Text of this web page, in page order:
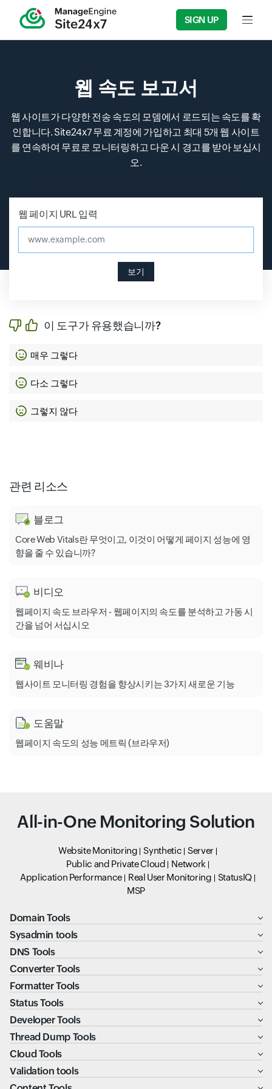
SIGN UP Input
웹 속도 보고서
웹 사이트가 다양한 전송 속도의 모뎀에서 로드되는 속도를 확
인합니다. Site24x7 무료 계정에 가입하고 최대 5개 웹 사이트
를 연속하여 무료로 모니터링하고 다운 시 경고를 받아 보십시
오.
웹 페이지 URL 입력
보기
이 도구가 유용했습니까?
매우 그렇다
다소 그렇다
그렇지 않다
관련 리소스
블로그
Core Web Vitals란 무엇이고, 이것이 어떻게 페이지 성능에 영
향을 줄 수 있습니까?
비디오
웹페이지 속도 브라우저 - 웹페이지의 속도를 분석하고 가동 시
간을 넘어 서십시오
웨비나
웹사이트 모니터링 경험을 향상시키는 3가지 새로운 기능
도움말
웹페이지 속도의 성능 메트릭 (브라우저)
All-in-One Monitoring Solution
Website Monitoring Synthetic
Server
Public and Private Cloud
Network
Application Performance
Real User Monitoring
StatusIQ
MSP
Domain Tools
Sysadmin tools
DNS Tools
Converter Tools
Formatter Tools
Status Tools
Developer Tools
Thread Dump Tools
Cloud Tools
Validation tools